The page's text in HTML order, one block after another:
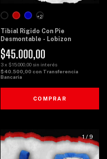
Tibial Rigido Con Pie
Desmontable - Lobizon
$45.000,00
3x $15.000,00 sin interés
$40.500,00 con Transferencia
Bancaria
+2
COMPRAR
1/9